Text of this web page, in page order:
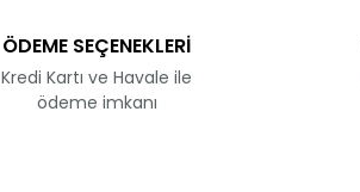
ÖDEME SEÇENEKLERİ
Kredi Kartı ve Havale ile
ödeme imkanı